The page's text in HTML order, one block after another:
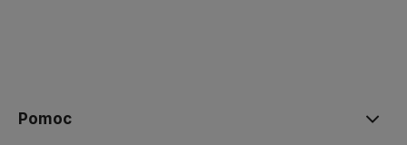
Pomoc